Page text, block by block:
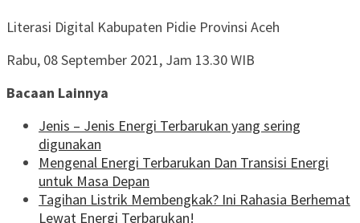
Literasi Digital Kabupaten Pidie Provinsi Aceh
Rabu, 08 September 2021, Jam 13.30 WIB
Bacaan Lainnya
Jenis – Jenis Energi Terbarukan yang sering
digunakan
Mengenal Energi Terbarukan Dan Transisi Energi
untuk Masa Depan
Tagihan Listrik Membengkak? Ini Rahasia Berhemat
Lewat Energi Terbarukan!